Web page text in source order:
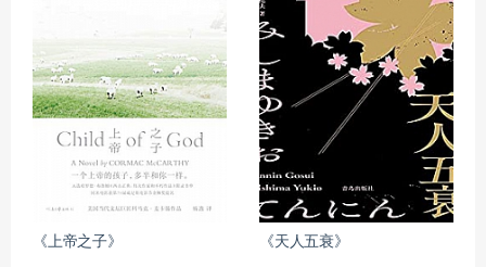
《上帝之子》 《天人五衰》